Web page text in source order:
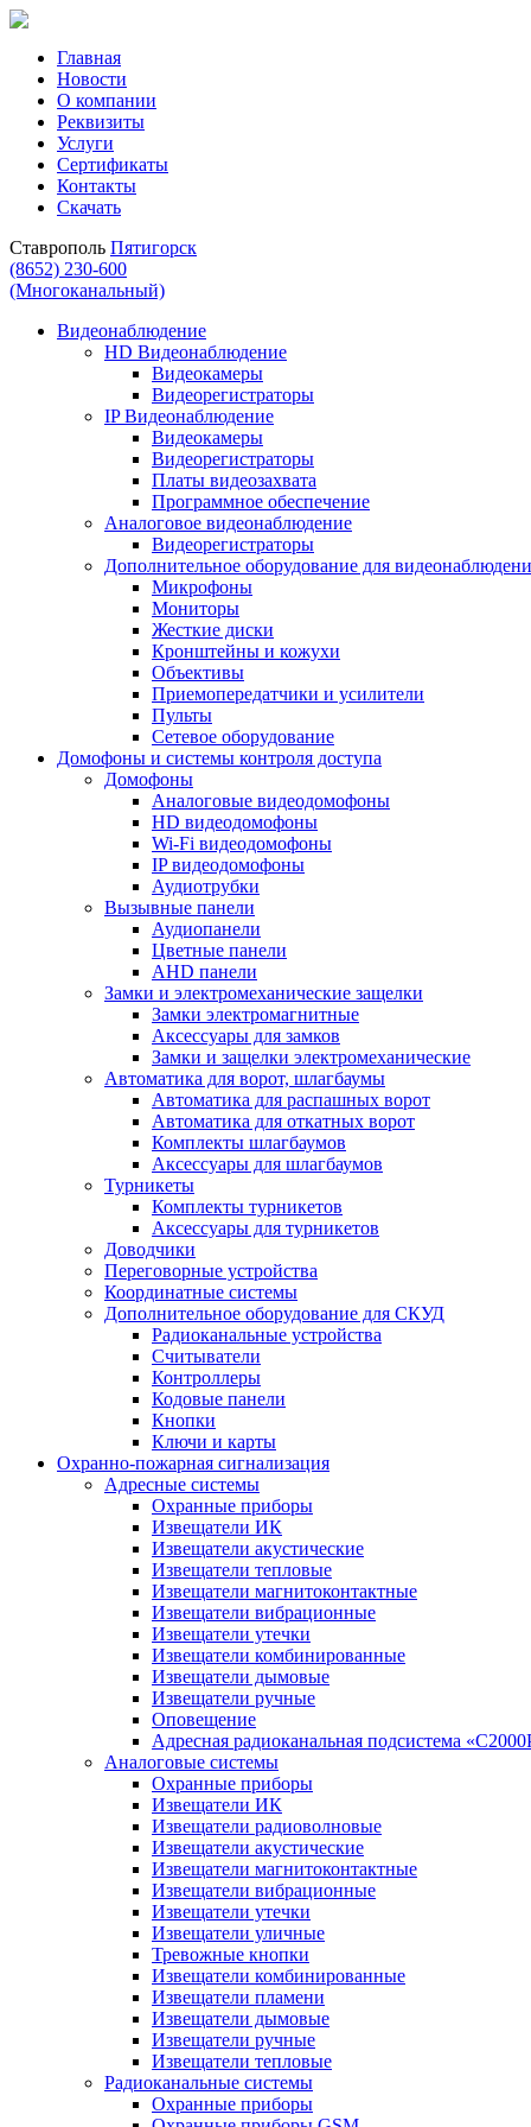
Главная
Новости
О компании
Реквизиты
Услуги
Сертификаты
Контакты
Скачать
Ставрополь Пятигорск
(8652) 230-600
(Многоканальный)
Видеонаблюдение
HD Видеонаблюдение
Видеокамеры
Видеорегистраторы
IP Видеонаблюдение
Видеокамеры
Видеорегистраторы
Платы видеозахвата
Программное обеспечение
Аналоговое видеонаблюдение
Видеорегистраторы
Дополнительное оборудование для
Микрофоны
Мониторы
Жесткие диски
Кронштейны и кожухи
Объективы
Приемопередатчики и усилители
Пульты
Сетевое оборудование
Домофоны и системы контроля доступа
Домофоны
Аналоговые видеодомофоны
HD видеодомофоны
Wi-Fi видеодомофоны
IP видеодомофоны
Аудиотрубки
Вызывные панели
Аудиопанели
Цветные панели
AHD панели
Замки и электромеханические защелки
Замки электромагнитные
Аксессуары для замков
Замки и защелки электромеханические
Автоматика для ворот, шлагбаумы
Автоматика для распашных ворот
Автоматика для откатных ворот
Комплекты шлагбаумов
Аксессуары для шлагбаумов
Турникеты
Комплекты турникетов
Аксессуары для турникетов
Доводчики
Переговорные устройства
Координатные системы
Дополнительное оборудование для СКУД
Радиоканальные устройства
Считыватели
Контроллеры
Кодовые панели
Кнопки
Ключи и карты
Охранно-пожарная сигнализация
Адресные системы
Охранные приборы
Извещатели ИК
Извещатели акустические
Извещатели тепловые
Извещатели магнитоконтактные
Извещатели вибрационные
Извещатели утечки
Извещатели комбинированные
Извещатели дымовые
Извещатели ручные
Оповещение
Адресная радиоканальная подсистема
Аналоговые системы
Охранные приборы
Извещатели ИК
Извещатели радиоволновые
Извещатели акустические
Извещатели магнитоконтактные
Извещатели вибрационные
Извещатели утечки
Извещатели уличные
Тревожные кнопки
Извещатели комбинированные
Извещатели пламени
Извещатели дымовые
Извещатели ручные
Извещатели тепловые
Радиоканальные системы
Охранные приборы